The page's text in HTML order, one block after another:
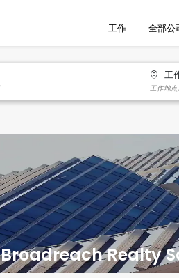
工作 全部公
工
Broadreach Realty